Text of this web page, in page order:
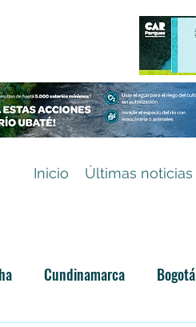
Inicio Últimas noticias
Cundinamarca Bogotá